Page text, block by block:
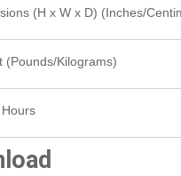
(H x W x D) (Inches/
(Pounds/Kilograms)